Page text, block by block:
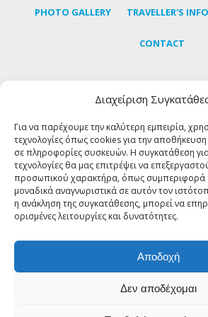
Διαχείριση
Για να παρέχουμε την καλύτερη εμπειρία,
τεχνολογίες όπως cookies για την
σε πληροφορίες συσκευών. Η συγκατάθεση για
τεχνολογίες θα μας επιτρέψει να
προσωπικού χαρακτήρα, όπως συμπεριφορά
μοναδικά αναγνωριστικά σε αυτόν τον
η ανάκληση της συγκατάθεσης, μπορεί να
ορισμένες λειτουργίες και δυνατότητες.
Αποδοχή
Δεν αποδέχομαι
Materials: 99% cow
natural tan leather and
will comfortably wear in
quickly and age to
Greece
PHOTO GALLERY TRAVELLER'S INFO
CONTACT
Subscribe to our newsletter to
about Tinos
FOLLOW US
© Copyright 2018 Tinos About - All